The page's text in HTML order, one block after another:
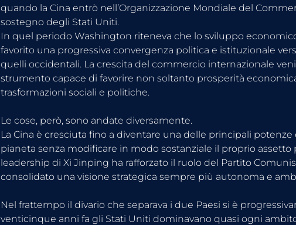
quando la Cina entrò nell’Organizzazione Mondiale del
sostegno degli Stati Uniti.
In quel periodo Washington riteneva che lo sviluppo
favorito una progressiva convergenza politica e istituzionale
quelli occidentali. La crescita del commercio internazionale
strumento capace di favorire non soltanto prosperità
trasformazioni sociali e politiche.
Le cose, però, sono andate diversamente.
La Cina è cresciuta fino a diventare una delle principali
pianeta senza modificare in modo sostanziale il proprio assetto
leadership di Xi Jinping ha rafforzato il ruolo del Partito
consolidato una visione strategica sempre più autonoma e
Nel frattempo il divario che separava i due Paesi si è
venticinque anni fa gli Stati Uniti dominavano quasi ogni